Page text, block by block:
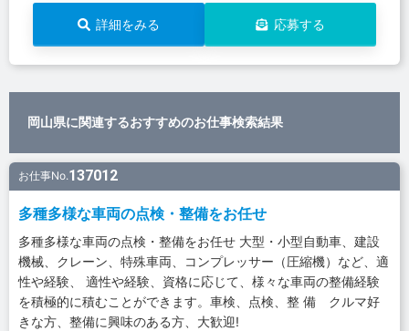
詳細をみる 応募する
岡山県に関連するおすすめのお仕事検索結果
お仕事No.137012
多種多様な車両の点検・整備をお任せ
多種多様な車両の点検・整備をお任せ 大型・小型自動車、建設
機械、クレーン、特殊車両、コンプレッサー（圧縮機）など、適
性や経験、 適性や経験、資格に応じて、様々な車両の整備経験
を積極的に積むことができます。車検、点検、整 備 クルマ好
きな方、整備に興味のある方、大歓迎!